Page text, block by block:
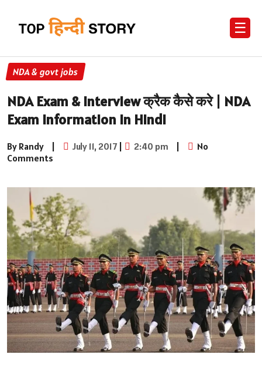
☰
NDA & govt jobs
NDA Exam & Interview क्रैक कैसे करे | NDA
Exam Information in Hindi
By Randy | July 11, 2017| 2:40 pm |
No
Comments